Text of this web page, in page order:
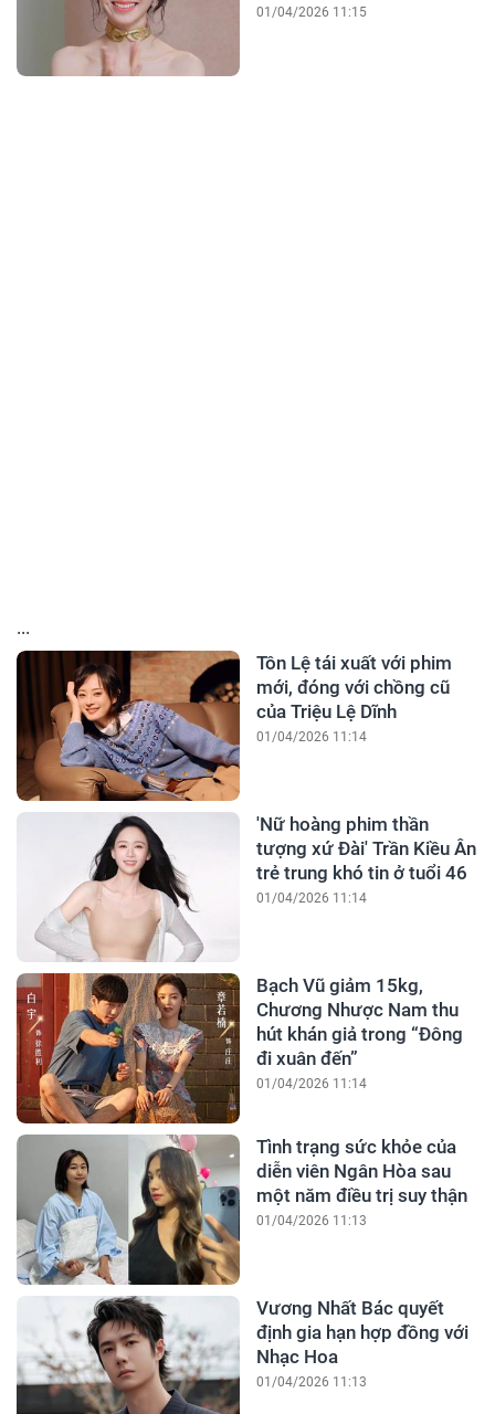
01/04/2026 11:15
...
Tôn Lệ tái xuất với phim
mới, đóng với chồng cũ
của Triệu Lệ Dĩnh
01/04/2026 11:14
'Nữ hoàng phim thần
tượng xứ Đài' Trần Kiều Ân
trẻ trung khó tin ở tuổi 46
01/04/2026 11:14
Bạch Vũ giảm 15kg,
Chương Nhược Nam thu
hút khán giả trong “Đông
đi xuân đến”
01/04/2026 11:14
Tình trạng sức khỏe của
diễn viên Ngân Hòa sau
một năm điều trị suy thận
01/04/2026 11:13
Vương Nhất Bác quyết
định gia hạn hợp đồng với
Nhạc Hoa
01/04/2026 11:13